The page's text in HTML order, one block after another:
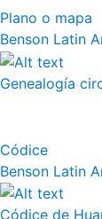
Plano o mapa
Benson Latin
Genealogía
Códice
Benson Latin
Códice de